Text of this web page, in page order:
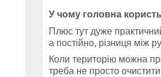
У чому головна користь
Плюс тут дуже
а постійно, різниця між
Коли територію можна
треба не просто